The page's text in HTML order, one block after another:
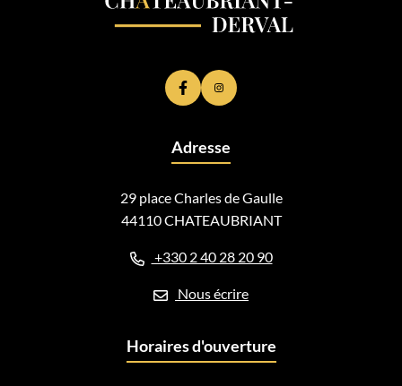
Lien vers le compte Facebook
Lien vers le compte Instagram
Adresse
29 place Charles de Gaulle
44110 CHATEAUBRIANT
+330 2 40 28 20 90
Nous écrire
Horaires d'ouverture